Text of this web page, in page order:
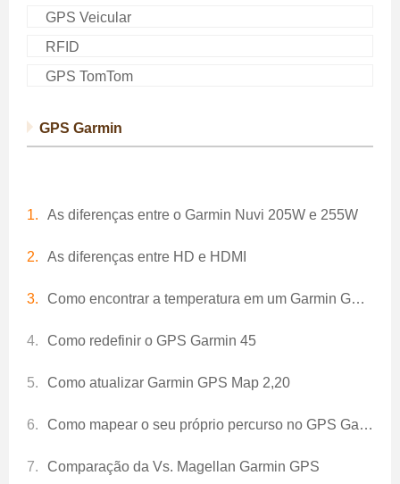
GPS Veicular
RFID
GPS TomTom
GPS Garmin
As diferenças entre o Garmin Nuvi 205W e 255W
As diferenças entre HD e HDMI
Como encontrar a temperatura em um Garmin GPS Map 60CSX
Como redefinir o GPS Garmin 45
Como atualizar Garmin GPS Map 2,20
Como mapear o seu próprio percurso no GPS Garmin
Comparação da Vs. Magellan Garmin GPS